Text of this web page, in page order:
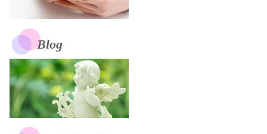
Blog